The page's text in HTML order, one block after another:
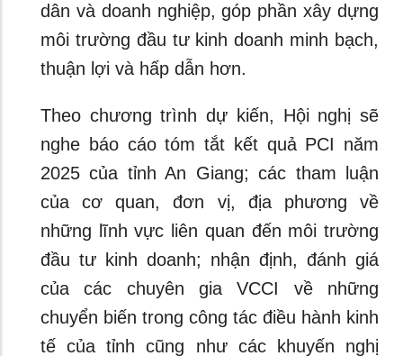
dân và doanh nghiệp, góp phần xây dựng
môi trường đầu tư kinh doanh minh bạch,
thuận lợi và hấp dẫn hơn.
Theo chương trình dự kiến, Hội nghị sẽ
nghe báo cáo tóm tắt kết quả PCI năm
2025 của tỉnh An Giang; các tham luận
của cơ quan, đơn vị, địa phương về
những lĩnh vực liên quan đến môi trường
đầu tư kinh doanh; nhận định, đánh giá
của các chuyên gia VCCI về những
chuyển biến trong công tác điều hành kinh
tế của tỉnh cũng như các khuyến nghị